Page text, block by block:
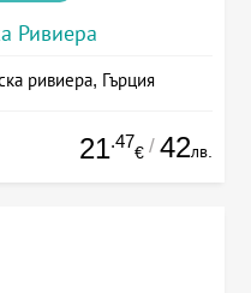
Ривиера
ривиера, Гърция
21.47
€ / 42лв.